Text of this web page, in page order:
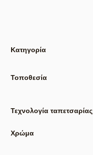
Κατηγορία
Τοποθεσία
Τεχνολογία ταπετσαρίας
Χρώμα